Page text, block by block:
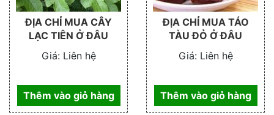
ĐỊA CHỈ MUA CÂY
LẠC TIÊN Ở ĐÂU
Giá:Liên hệ
Thêm vào giỏ hàng
ĐỊA CHỈ MUA TÁO
TÀU ĐỎ Ở ĐÂU
Giá:Liên hệ
Thêm vào giỏ hàng